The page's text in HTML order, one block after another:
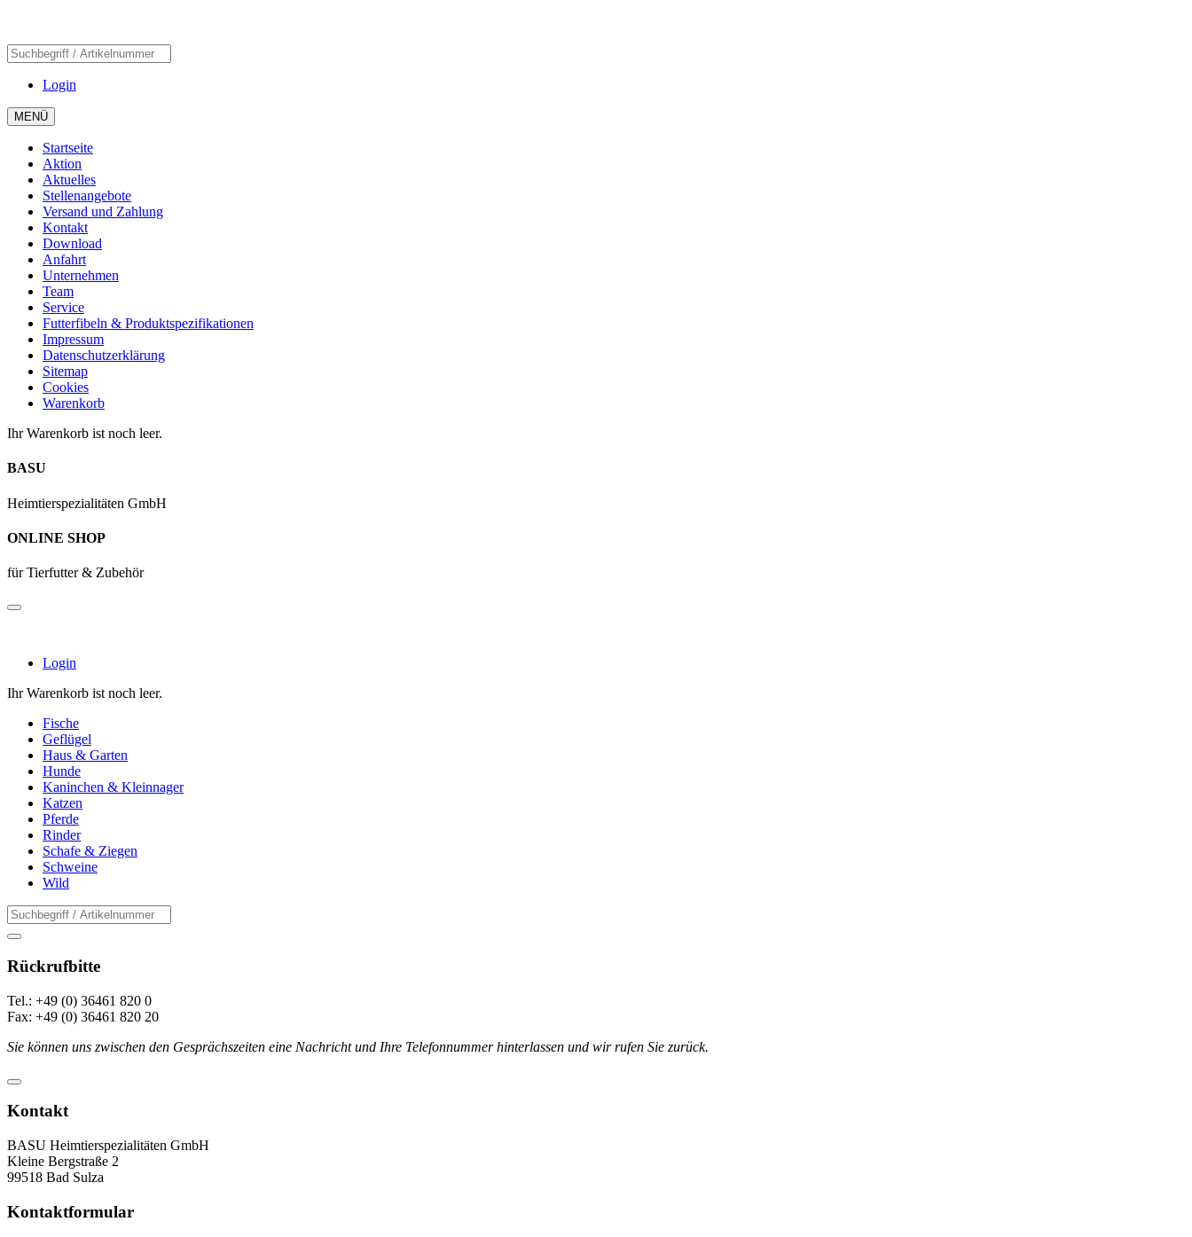
Login
MENÜ
Startseite
Aktion
Aktuelles
Stellenangebote
Versand und Zahlung
Kontakt
Download
Anfahrt
Unternehmen
Team
Service
Futterfibeln & Produktspezifikationen
Impressum
Datenschutzerklärung
Sitemap
Cookies
Warenkorb
Ihr Warenkorb ist noch leer.
BASU
Heimtierspezialitäten GmbH
ONLINE SHOP
für Tierfutter & Zubehör
Login
Ihr Warenkorb ist noch leer.
Fische
Geflügel
Haus & Garten
Hunde
Kaninchen & Kleinnager
Katzen
Pferde
Rinder
Schafe & Ziegen
Schweine
Wild
Rückrufbitte
Tel.: +49 (0) 36461 820 0
Fax: +49 (0) 36461 820 20
Sie können uns zwischen den Gesprächszeiten eine Nachricht und Ihre Telefonnummer hinterlassen und wir rufen Sie zurück.
Kontakt
BASU Heimtierspezialitäten GmbH
Kleine Bergstraße 2
99518 Bad Sulza
Kontaktformular